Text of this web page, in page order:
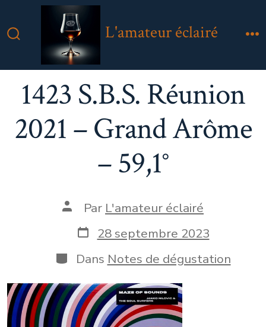
au
Bascule
Rechercher
L'amateur éclairé
1423 S.B.S. Réunion
2021 – Grand Arôme
– 59,1°
Auteur
publication
Par L'amateur éclairé
Date
de
publication
28 septembre 2023
Catégories
Dans Notes de dégustation